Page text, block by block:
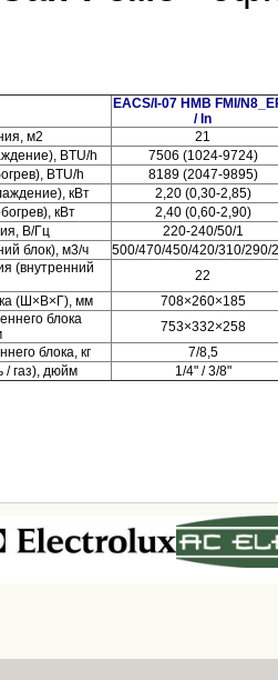
EACS/I-07 HMB FMI/
/ In
м2
21
BTU/h
7506 (1024-9724)
BTU/h
8189 (2047-9895)
кВт
2,20 (0,30-2,85)
кВт
2,40 (0,60-2,90)
В/Гц
220-240/50/1
блок), м3/ч
500/470/450/420/310/290/
(внутренний
22
(Ш×В×Г), мм
708×260×185
блока
753×332×258
блока, кг
7/8,5
/ газ), дюйм
1/4" / 3/8"